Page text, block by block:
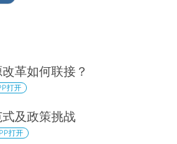
革如何联接？
打开
及政策挑战
打开